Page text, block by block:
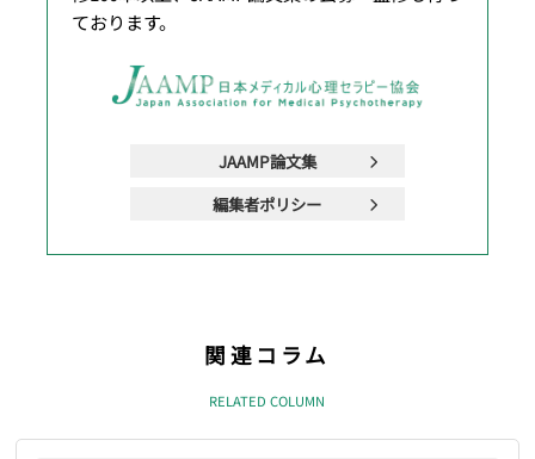
ております。
JAAMP論文集
編集者ポリシー
関連コラム
RELATED COLUMN